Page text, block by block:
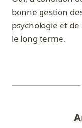
bonne gestion
psychologie et
le long terme.